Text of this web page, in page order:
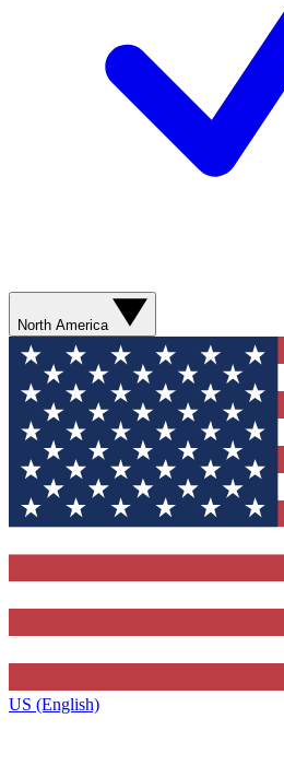
North America
US (English)